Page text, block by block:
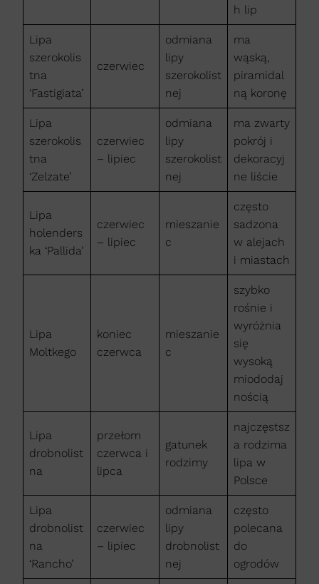
h lip
Lipa
szerokolis
tna
‘Fastigiata’
czerwiec
odmiana
lipy
szerokolist
nej
ma
wąską,
piramidal
ną koronę
Lipa
szerokolis
tna
‘Zelzate’
czerwiec
– lipiec
odmiana
lipy
szerokolist
nej
ma zwarty
pokrój i
dekoracyj
ne liście
Lipa
holenders
ka ‘Pallida’
czerwiec
– lipiec
mieszanie
c
często
sadzona
w alejach
i miastach
Lipa
Moltkego
koniec
czerwca
mieszanie
c
szybko
rośnie i
wyróżnia
się
wysoką
miododaj
nością
Lipa
drobnolist
na
przełom
czerwca i
lipca
gatunek
rodzimy
najczęstsz
a rodzima
lipa w
Polsce
Lipa
drobnolist
na
‘Rancho’
czerwiec
– lipiec
odmiana
lipy
drobnolist
nej
często
polecana
do
ogrodów